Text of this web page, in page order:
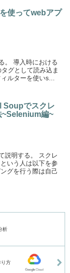
使ってwebアプ
。 導入時における
グとして読み込ま
ルターを使いs...
Soupでスクレ
~Selenium編~
説明する。 スクレ
いう人は以下を参
グを行う際は自己
析
り方